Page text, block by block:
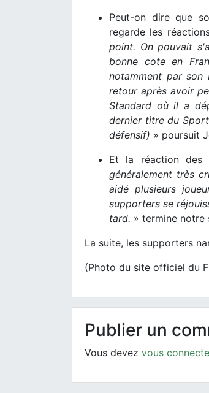
Peut-on dire que
regarde les
point. On pouvait
bonne cote en
notamment par
retour après avoir
Standard où il a
dernier titre du
défensif) » poursuit
Et la réaction des
généralement très
aidé plusieurs
supporters se
tard. » termine
La suite, les supporters
(Photo du site officiel du
Publier un
Vous devez vous